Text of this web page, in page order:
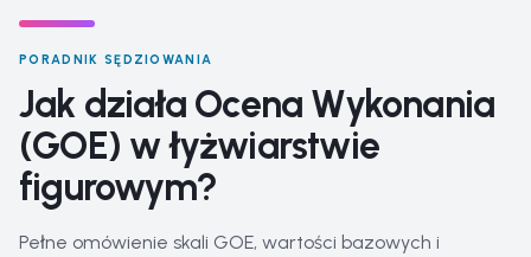
PORADNIK SĘDZIOWANIA
Jak działa Ocena Wykonania
(GOE) w łyżwiarstwie
figurowym?
Pełne omówienie skali GOE, wartości bazowych i